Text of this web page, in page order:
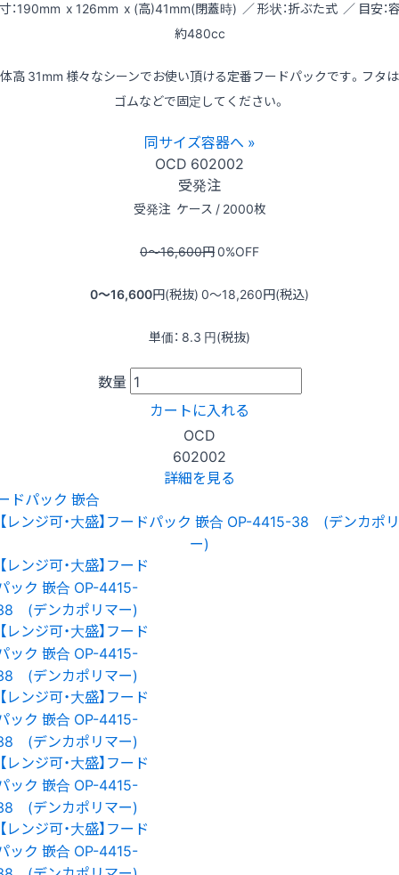
：190mm x 126mm x (高)41mm(閉蓋時) ／ 形状：折ぶた式 ／ 目安：
約480cc
高 31mm 様々なシーンでお使い頂ける定番フードパックです。フタ
ゴムなどで固定してください。
同サイズ容器へ »
OCD 602002
受発注
受発注 ケース / 2000枚
0〜16,600円0%OFF
0〜16,600円(税抜) 0〜18,260円(税込)
単価： 8.3 円(税抜)
数量
カートに入れる
OCD
602002
詳細を見る
ドパック 嵌合